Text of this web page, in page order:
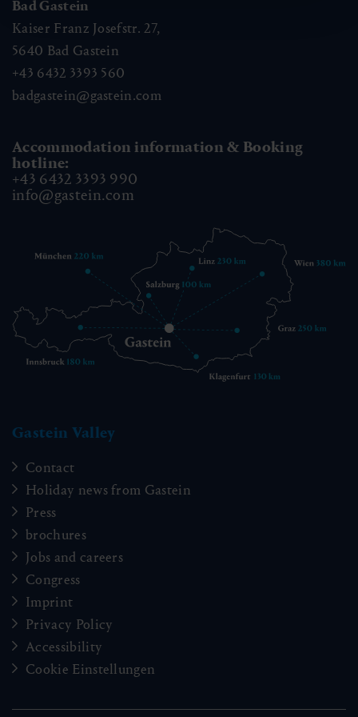
Bad Gastein
Kaiser Franz Josefstr. 27,
5640 Bad Gastein
+43 6432 3393 560
badgastein@gastein.com
Accommodation information & Booking
hotline:
+43 6432 3393 990
info@gastein.com
Gastein Valley
Contact
Holiday news from Gastein
Press
brochures
Jobs and careers
Congress
Imprint
Privacy Policy
Accessibility
Cookie Einstellungen